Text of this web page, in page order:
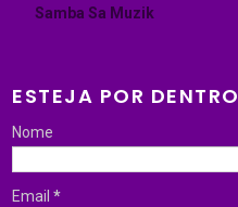
Samba Sa Muzik
ESTEJA POR DENTRO
Nome
Email*